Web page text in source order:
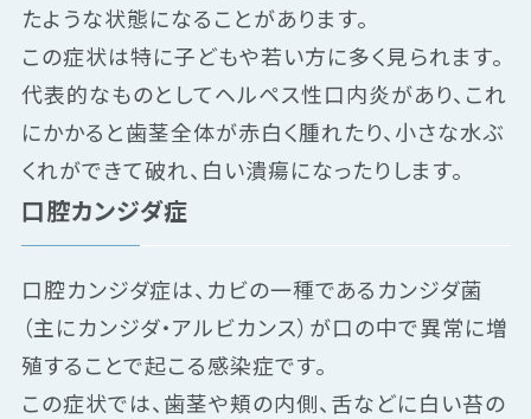
たような状態になることがあります。
この症状は特に子どもや若い方に多く見られます。
代表的なものとしてヘルペス性口内炎があり、これ
にかかると歯茎全体が赤白く腫れたり、小さな水ぶ
くれができて破れ、白い潰瘍になったりします。
口腔カンジダ症
口腔カンジダ症は、カビの一種であるカンジダ菌
（主にカンジダ・アルビカンス）が口の中で異常に増
殖することで起こる感染症です。
この症状では、歯茎や頬の内側、舌などに白い苔の